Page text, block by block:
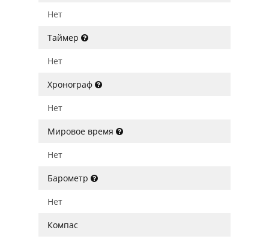
Нет
Таймер
Нет
Хронограф
Нет
Мировое время
Нет
Барометр
Нет
Компас